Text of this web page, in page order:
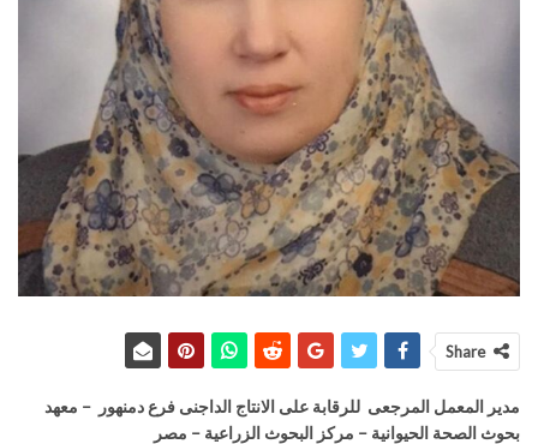
Share
مدير المعمل المرجعى للرقابة على الانتاج الداجنى فرع دمنهور – معهد
بحوث الصحة الحيوانية – مركز البحوث الزراعية – مصر